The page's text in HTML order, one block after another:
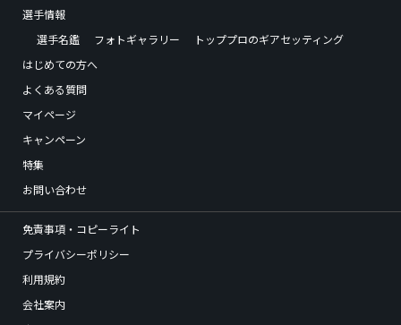
選手情報
選手名鑑
フォトギャラリー
トッププロのギアセッティング
はじめての方へ
よくある質問
マイページ
キャンペーン
特集
お問い合わせ
免責事項・コピーライト
プライバシーポリシー
利用規約
会社案内